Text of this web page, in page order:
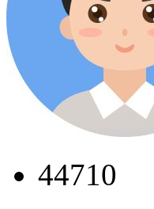
44710